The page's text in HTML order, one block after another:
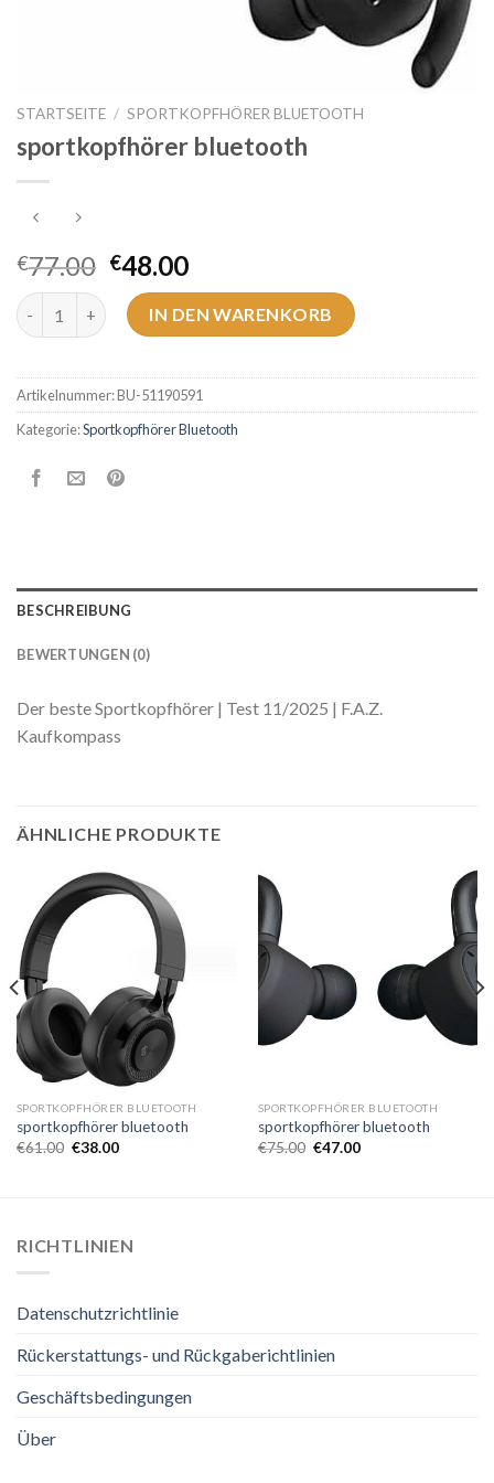
STARTSEITE / SPORTKOPFHÖRER BLUETOOTH
sportkopfhörer bluetooth
€77.00 €48.00
sportkopfhörer bluetooth Menge
IN DEN WARENKORB
Artikelnummer:BU-51190591
Kategorie:Sportkopfhörer Bluetooth
BESCHREIBUNG
BEWERTUNGEN (0)
Der beste Sportkopfhörer | Test 11/2025 | F.A.Z.
Kaufkompass
ÄHNLICHE PRODUKTE
SPORTKOPFHÖRER BLUETOOTH
sportkopfhörer bluetooth
€61.00 €38.00
SPORTKOPFHÖRER BLUETOOTH
sportkopfhörer bluetooth
€75.00 €47.00
RICHTLINIEN
Datenschutzrichtlinie
Rückerstattungs- und Rückgaberichtlinien
Geschäftsbedingungen
Über